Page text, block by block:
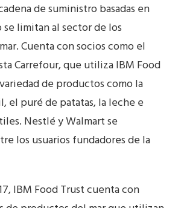
de suministro basadas en
limitan al sector de los
Cuenta con socios como el
Carrefour, que utiliza IBM Food
de productos como la
el puré de patatas, la leche e
Nestlé y Walmart se
los usuarios fundadores de la
IBM Food Trust cuenta con